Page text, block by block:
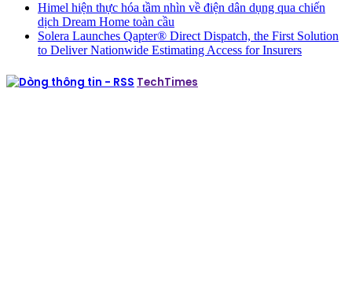
Himel hiện thực hóa tầm nhìn về điện dân dụng qua chiến
dịch Dream Home toàn cầu
Solera Launches Qapter® Direct Dispatch, the First Solution
to Deliver Nationwide Estimating Access for Insurers
TechTimes